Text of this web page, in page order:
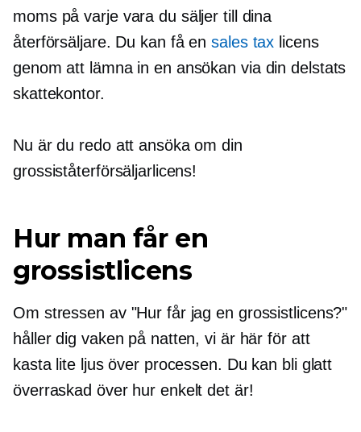
moms på varje vara du säljer till dina
återförsäljare. Du kan få ensales tax licens
genom att lämna in en ansökan via din delstats
skattekontor.
Nu är du redo att ansöka om din
grossiståterförsäljarlicens!
Hur man får en
grossistlicens
Om stressen av "Hur får jag en grossistlicens?"
håller dig vaken på natten, vi är här för att
kasta lite ljus över processen. Du kan bli glatt
överraskad över hur enkelt det är!